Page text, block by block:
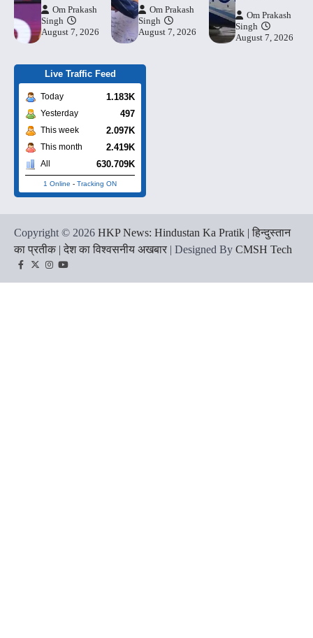
Om Prakash
Singh
August 7, 2026
Om Prakash
Singh
August 7, 2026
Om Prakash
Singh
August 7, 2026
Live Traffic Feed
Today 1.183K
Yesterday 497
This week 2.097K
This month 2.419K
All 630.709K
1 Online - Tracking ON
Copyright © 2026 HKP News: Hindustan Ka Pratik | हिन्दुस्तान
का प्रतीक | देश का विश्वसनीय अखबार | Designed By CMSH Tech
Facebook
TwitterInstagram
YouTube